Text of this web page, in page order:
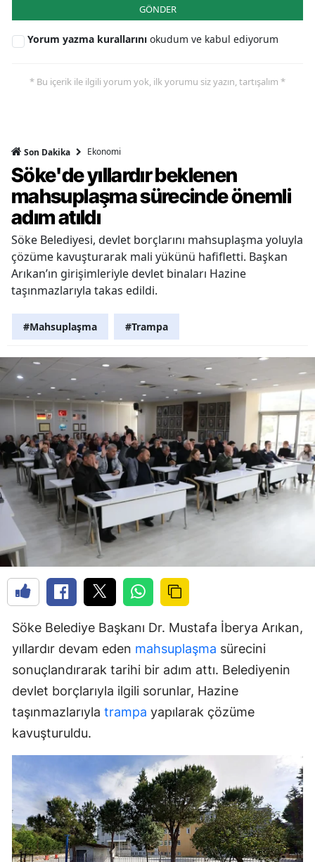
GÖNDER
Yorum yazma kurallarını okudum ve kabul ediyorum
* Bu içerik ile ilgili yorum yok, ilk yorumu siz yazın, tartışalım *
Son Dakika Ekonomi
Söke'de yıllardır beklenen
mahsuplaşma sürecinde önemli
adım atıldı
Söke Belediyesi, devlet borçlarını mahsuplaşma yoluyla
çözüme kavuşturarak mali yükünü hafifletti. Başkan
Arıkan’ın girişimleriyle devlet binaları Hazine
taşınmazlarıyla takas edildi.
#Mahsuplaşma #Trampa
Söke Belediye Başkanı Dr. Mustafa İberya Arıkan,
yıllardır devam eden mahsuplaşma sürecini
sonuçlandırarak tarihi bir adım attı. Belediyenin
devlet borçlarıyla ilgili sorunlar, Hazine
taşınmazlarıyla trampa yapılarak çözüme
kavuşturuldu.